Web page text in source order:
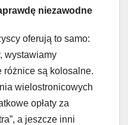
niezawodne
oferują to samo:
wystawiamy
różnice są kolosalne.
wielostronicowych
opłaty za
a jeszcze inni